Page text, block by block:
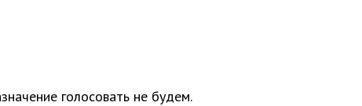
голосовать не будем.